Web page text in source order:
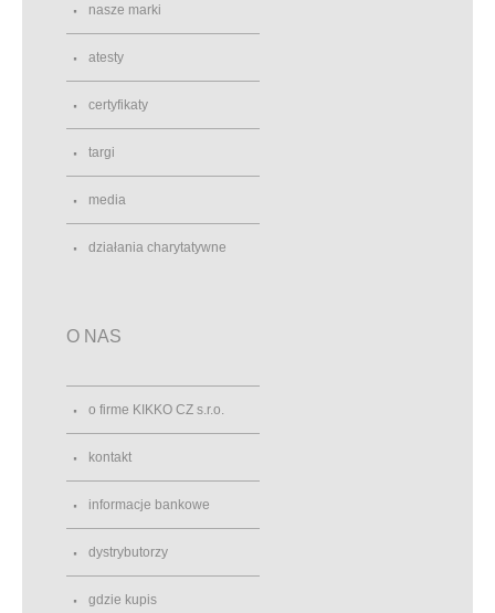
nasze marki
atesty
certyfikaty
targi
media
działania charytatywne
O NAS
o firme KIKKO CZ s.r.o.
kontakt
informacje bankowe
dystrybutorzy
gdzie kupis